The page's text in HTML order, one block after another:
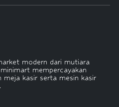
modern dari mutiara
mempercayakan
meja kasir serta mesin kasir